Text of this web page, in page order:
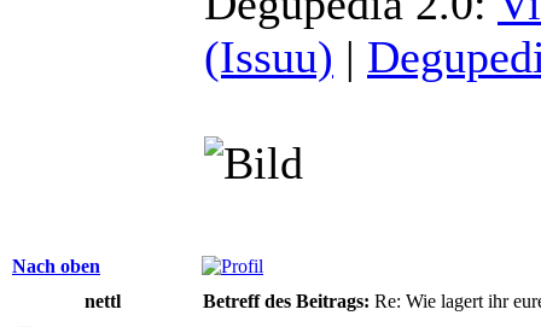
(Issuu) |
Nach oben
nettl
Betreff des Beitrags: Re: Wie lagert ihr